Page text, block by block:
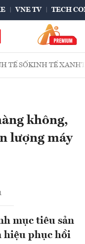
VNE TV TECH
TẾ SỐKINH TẾ XANH
không,
lượng máy
mục tiêu sản
hiệu phục hồi